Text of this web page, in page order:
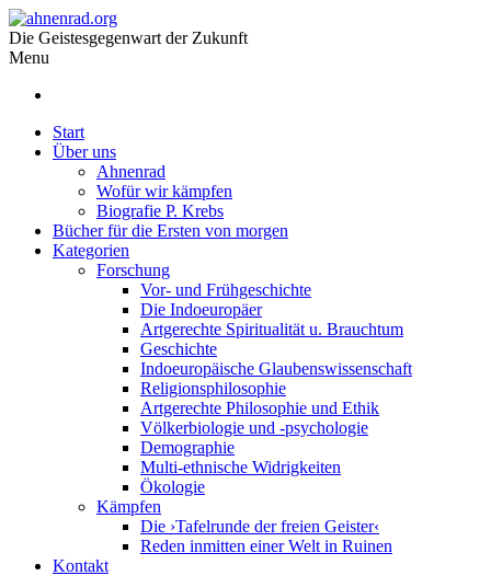
Die Geistesgegenwart der Zukunft
Menu
Start
Über uns
Ahnenrad
Wofür wir kämpfen
Biografie P. Krebs
Bücher für die Ersten von morgen
Kategorien
Forschung
Vor- und Frühgeschichte
Die Indoeuropäer
Artgerechte Spiritualität u. Brauchtum
Geschichte
Indoeuropäische Glaubenswissenschaft
Religionsphilosophie
Artgerechte Philosophie und Ethik
Völkerbiologie und -psychologie
Demographie
Multi-ethnische Widrigkeiten
Ökologie
Kämpfen
Die ›Tafelrunde der freien Geister‹
Reden inmitten einer Welt in Ruinen
Kontakt